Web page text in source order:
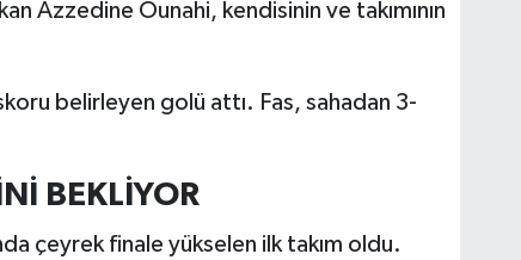
Azzedine Ounahi, kendisinin ve takımının
belirleyen golü attı. Fas, sahadan 3-
BEKLİYOR
çeyrek finale yükselen ilk takım oldu.